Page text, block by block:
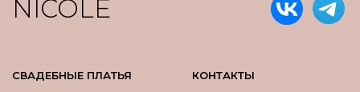
NICOLE
СВАДЕБНЫЕ ПЛАТЬЯ
КОНТАКТЫ